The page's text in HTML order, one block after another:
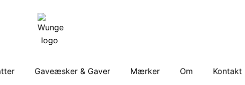
Gaveæsker & Gaver Mærker Om Kontakt